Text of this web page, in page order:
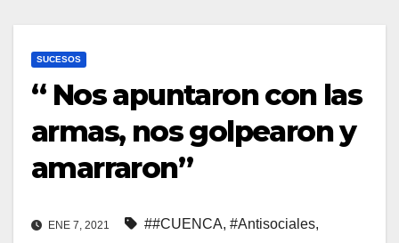
SUCESOS
“ Nos apuntaron con las
armas, nos golpearon y
amarraron”
ENE 7, 2021 ##CUENCA, #Antisociales,